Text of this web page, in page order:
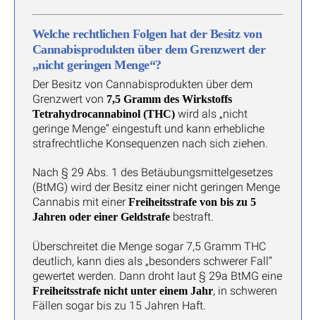
Welche rechtlichen Folgen hat der Besitz von
Cannabisprodukten über dem Grenzwert der
„nicht geringen Menge“?
Der Besitz von Cannabisprodukten über dem
Grenzwert von 7,5 Gramm des Wirkstoffs
Tetrahydrocannabinol (THC) wird als „nicht
geringe Menge“ eingestuft und kann erhebliche
strafrechtliche Konsequenzen nach sich ziehen.
Nach § 29 Abs. 1 des Betäubungsmittelgesetzes
(BtMG) wird der Besitz einer nicht geringen Menge
Cannabis mit einer Freiheitsstrafe von bis zu 5
Jahren oder einer Geldstrafe bestraft.
Überschreitet die Menge sogar 7,5 Gramm THC
deutlich, kann dies als „besonders schwerer Fall“
gewertet werden. Dann droht laut § 29a BtMG eine
Freiheitsstrafe nicht unter einem Jahr, in schweren
Fällen sogar bis zu 15 Jahren Haft.